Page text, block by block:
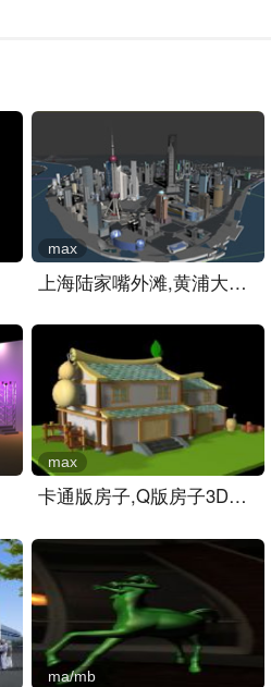
上海陆家嘴外滩,黄浦大桥,..
max
卡通版房子,Q版房子3D模型..
max
ma/mb